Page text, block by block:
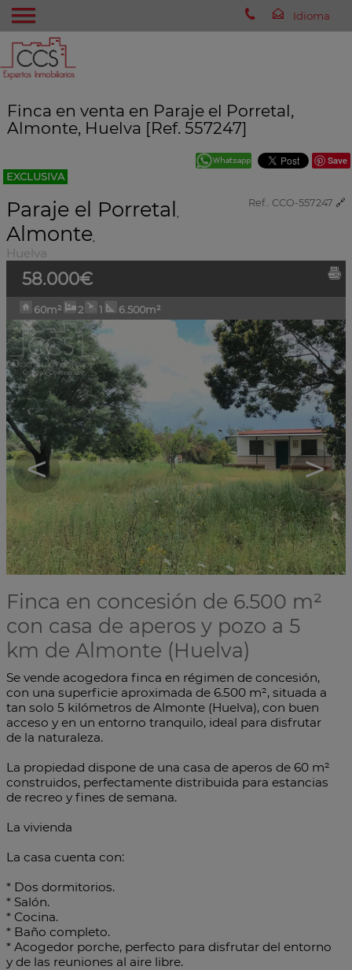
Finca en venta en Paraje el Porretal,
Almonte, Huelva [Ref. 557247]
Save
EXCLUSIVA
Ref.. CCO-557247 🔗
Paraje el Porretal,
Almonte,
Huelva
58.000€
60m² 2 1 6.500m²
< >
Finca en concesión de 6.500 m²
con casa de aperos y pozo a 5
km de Almonte (Huelva)
Se vende acogedora finca en régimen de concesión,
con una superficie aproximada de 6.500 m², situada a
tan solo 5 kilómetros de Almonte (Huelva), con buen
acceso y en un entorno tranquilo, ideal para disfrutar
de la naturaleza.
La propiedad dispone de una casa de aperos de 60 m²
construidos, perfectamente distribuida para estancias
de recreo y fines de semana.
La vivienda
La casa cuenta con:
* Dos dormitorios.
* Salón.
* Cocina.
* Baño completo.
* Acogedor porche, perfecto para disfrutar del entorno
y de las reuniones al aire libre.